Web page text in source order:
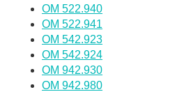
OM 522.940
OM 522.941
OM 542.923
OM 542.924
OM 942.930
OM 942.980